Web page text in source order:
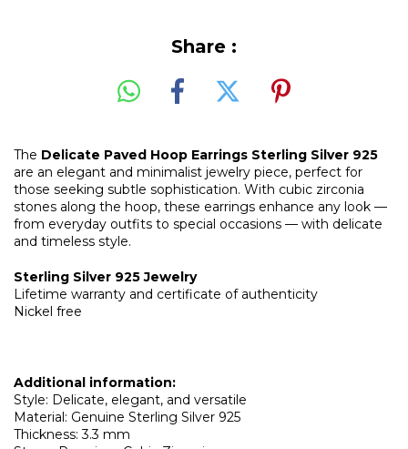
Share :
The Delicate Paved Hoop Earrings Sterling Silver 925
are an elegant and minimalist jewelry piece, perfect for
those seeking subtle sophistication. With cubic zirconia
stones along the hoop, these earrings enhance any look —
from everyday outfits to special occasions — with delicate
and timeless style.
Sterling Silver 925 Jewelry
Lifetime warranty and certificate of authenticity
Nickel free
Additional information:
Style: Delicate, elegant, and versatile
Material: Genuine Sterling Silver 925
Thickness: 3.3 mm